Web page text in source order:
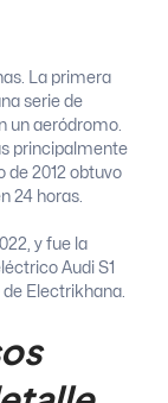
La primera
serie de
un aeródromo.
principalmente
de 2012 obtuvo
24 horas.
y fue la
Audi S1
Electrikhana.